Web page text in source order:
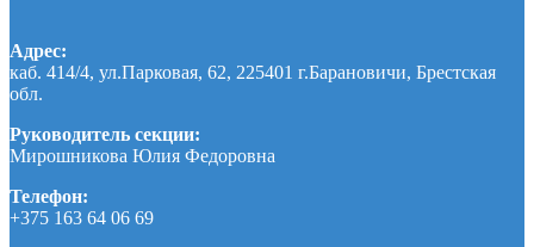
Адрес:
каб. 414/4, ул.Парковая, 62, 225401 г.Барановичи, Брестская
обл.
Руководитель секции:
Мирошникова Юлия Федоровна
Телефон:
+375 163 64 06 69